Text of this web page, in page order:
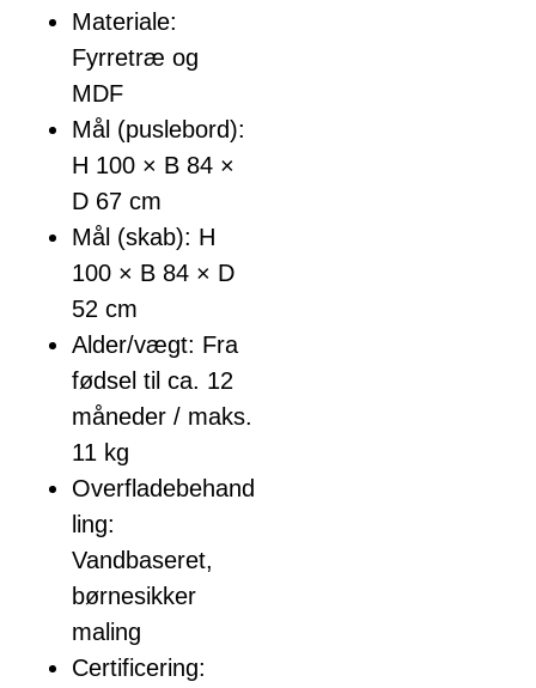
Materiale:
Fyrretræ og
MDF
Mål (puslebord):
H 100 × B 84 ×
D 67 cm
Mål (skab): H
100 × B 84 × D
52 cm
Alder/vægt: Fra
fødsel til ca. 12
måneder / maks.
11 kg
Overfladebehand
ling:
Vandbaseret,
børnesikker
maling
Certificering: